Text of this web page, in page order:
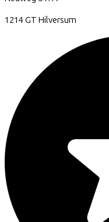
1214 GT Hilversum